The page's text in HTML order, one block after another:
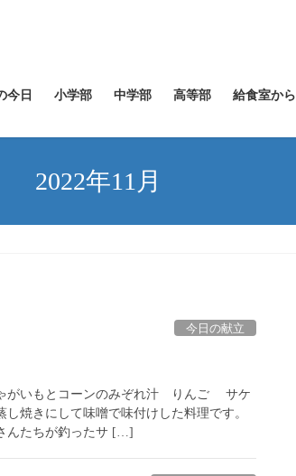
今日 小学部 中学部 高等部 給食室から
2022年11月
今日の献立
いもとコーンのみぞれ汁 りんご サケ
焼きにして味噌で味付けした料理です。
んたちが釣ったサ […]